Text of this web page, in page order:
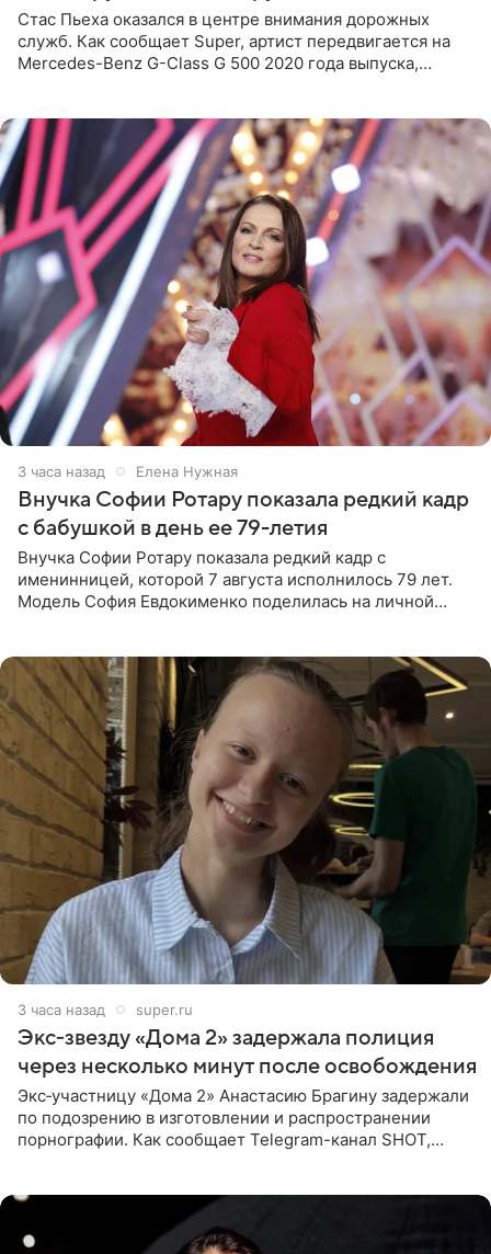
Стас Пьеха оказался в центре внимания дорожных
служб. Как сообщает Super, артист передвигается на
Mercedes-Benz G-Class G 500 2020 года выпуска,
3 часа назад Елена Нужная
Внучка Софии Ротару показала редкий кадр
с бабушкой в день ее 79-летия
Внучка Софии Ротару показала редкий кадр с
именинницей, которой 7 августа исполнилось 79 лет.
Модель София Евдокименко поделилась на личной
3 часа назад super.ru
Экс‑звезду «Дома 2» задержала полиция
через несколько минут после освобождения
Экс‑участницу «Дома 2» Анастасию Брагину задержали
по подозрению в изготовлении и распространении
порнографии. Как сообщает Telegram-канал SHOT,